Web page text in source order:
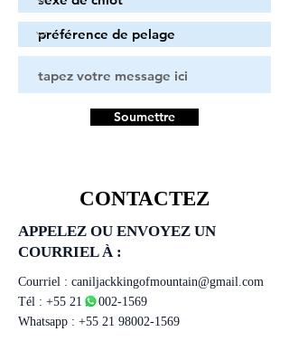
Soumettre
CONTACTEZ
APPELEZ OU ENVOYEZ UN
COURRIEL À :
Courriel : caniljackkingofmountain@gmail.com
Tél : +55 21 98002-1569
Whatsapp : +55 21 98002-1569